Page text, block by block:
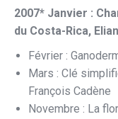
2007* Janvier :
du Costa-Rica,
Février :
Mars : Clé
François Cadène
Novembre : La